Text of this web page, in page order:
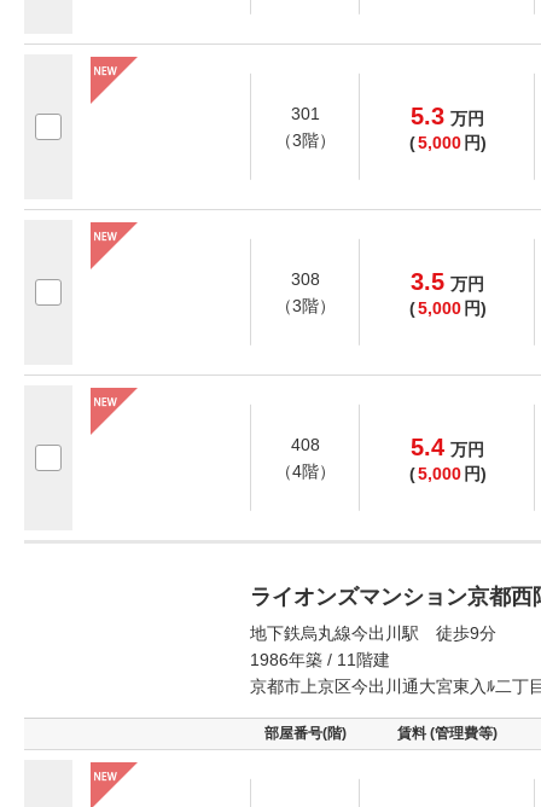
301
（3階）
5.3 万円
(5,000 円)
308
（3階）
3.5 万円
(5,000 円)
408
（4階）
5.4 万円
(5,000 円)
ライオンズマンション京都西
地下鉄烏丸線今出川駅 徒歩9分
1986年築 / 11階建
京都市上京区今出川通大宮東入ﾙ二丁
部屋番号(階) 賃料 (管理費等)